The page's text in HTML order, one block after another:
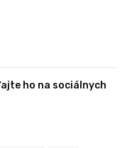
ho na sociálnych